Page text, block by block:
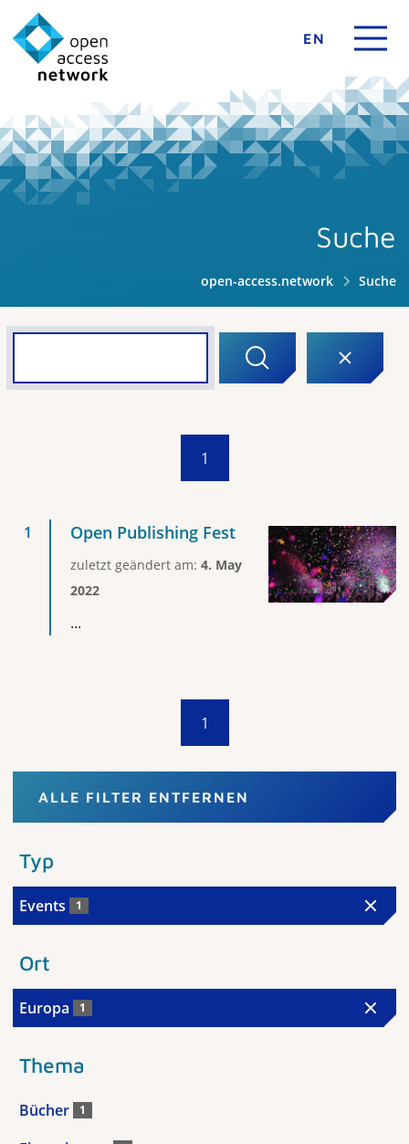
EN
Suche
open-access.network Suche
1
Open Publishing Fest
zuletzt geändert am: 4. May
2022
...
1
ALLE FILTER ENTFERNEN
Typ
Events 1
Ort
Europa 1
Thema
Bücher 1